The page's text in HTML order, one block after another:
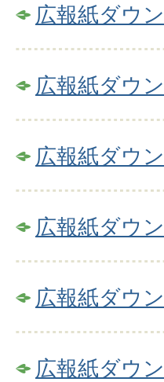
広報紙ダウ
広報紙ダウ
広報紙ダウ
広報紙ダウ
広報紙ダウ
広報紙ダウ